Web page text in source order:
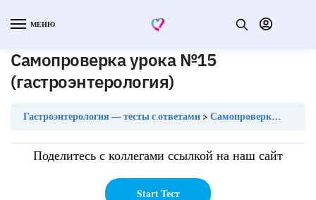
МЕНЮ
Самопроверка урока №15
(гастроэнтерология)
Гастроэнтерология — тесты с ответами Самопроверка урока №15 (гастроэнтерология)
Поделитесь с коллегами ссылкой на наш сайт